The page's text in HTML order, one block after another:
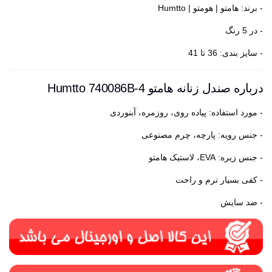
- برند: هامتو | هومتو | Humtto
- در 5 رنگ
- سایز بندی: 36 تا 41
درباره صندل زنانه هامتو Humtto 740086B-4
- مورد استفاده: پیاده روی، روزمره، آبنوردی
- جنس رویه: پارچه، چرم مصنوعی
- جنس زیره: EVA، لاستیک هامتو
- کفی بسیار نرم و راحت
- ضد سایش